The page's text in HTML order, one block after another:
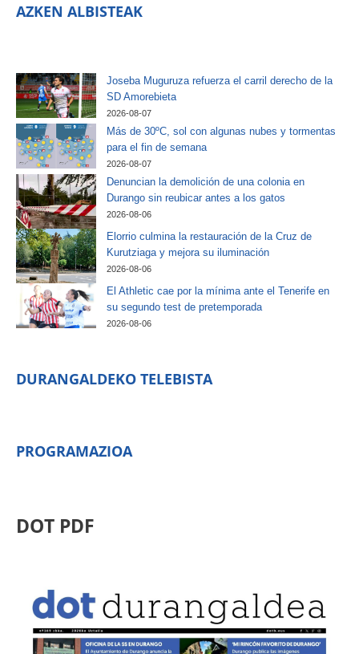
AZKEN ALBISTEAK
Joseba Muguruza refuerza el carril derecho de la
SD Amorebieta
2026-08-07
Más de 30ºC, sol con algunas nubes y tormentas
para el fin de semana
2026-08-07
Denuncian la demolición de una colonia en
Durango sin reubicar antes a los gatos
2026-08-06
Elorrio culmina la restauración de la Cruz de
Kurutziaga y mejora su iluminación
2026-08-06
El Athletic cae por la mínima ante el Tenerife en
su segundo test de pretemporada
2026-08-06
DURANGALDEKO TELEBISTA
PROGRAMAZIOA
DOT PDF